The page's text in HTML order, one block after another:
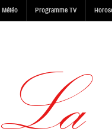
Météo Programme TV